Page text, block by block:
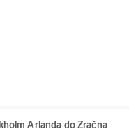
Arlanda do Zračna